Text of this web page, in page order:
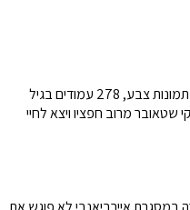
234 עמודים, כריכה רכה ספר דיגיטלי עם תמונות צבע, 278 עמודים בגיל
שטאובר מרוב חפציו ויצא לחיי